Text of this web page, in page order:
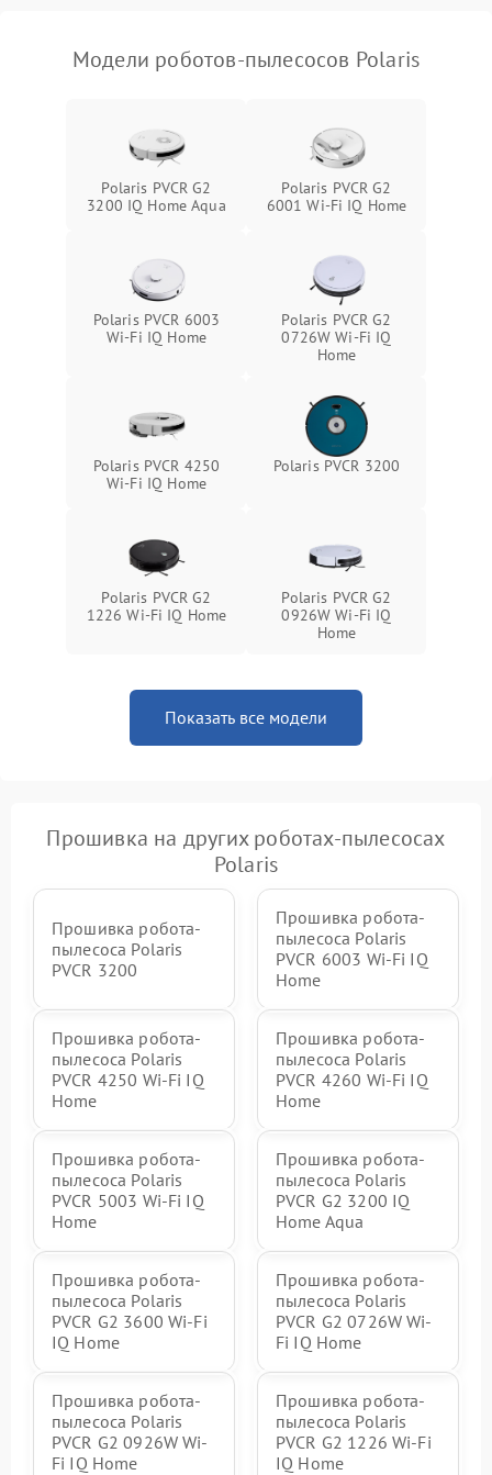
Модели роботов-пылесосов Polaris
Polaris PVCR G2
3200 IQ Home Aqua
Polaris PVCR G2
6001 Wi-Fi IQ Home
Polaris PVCR 6003
Wi-Fi IQ Home
Polaris PVCR G2
0726W Wi-Fi IQ
Home
Polaris PVCR 4250
Wi-Fi IQ Home
Polaris PVCR 3200
Polaris PVCR G2
1226 Wi-Fi IQ Home
Polaris PVCR G2
0926W Wi-Fi IQ
Home
Показать все модели
Прошивка на других роботах-пылесосах
Polaris
Прошивка робота-
пылесоса Polaris
PVCR 3200
Прошивка робота-
пылесоса Polaris
PVCR 6003 Wi-Fi IQ
Home
Прошивка робота-
пылесоса Polaris
PVCR 4250 Wi-Fi IQ
Home
Прошивка робота-
пылесоса Polaris
PVCR 4260 Wi-Fi IQ
Home
Прошивка робота-
пылесоса Polaris
PVCR 5003 Wi-Fi IQ
Home
Прошивка робота-
пылесоса Polaris
PVCR G2 3200 IQ
Home Aqua
Прошивка робота-
пылесоса Polaris
PVCR G2 3600 Wi-Fi
IQ Home
Прошивка робота-
пылесоса Polaris
PVCR G2 0726W Wi-
Fi IQ Home
Прошивка робота-
пылесоса Polaris
PVCR G2 0926W Wi-
Fi IQ Home
Прошивка робота-
пылесоса Polaris
PVCR G2 1226 Wi-Fi
IQ Home